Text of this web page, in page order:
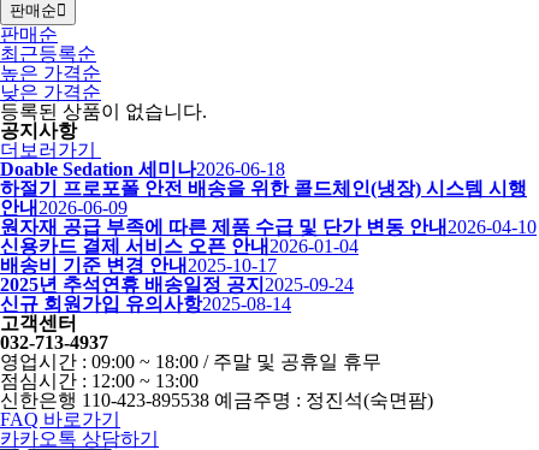
판매순
판매순
최근등록순
높은 가격순
낮은 가격순
등록된 상품이 없습니다.
공지사항
더보러가기
Doable Sedation 세미나2026-06-18
하절기 프로포폴 안전 배송을 위한 콜드체인(냉장) 시스템 시행
안내 2026-06-09
원자재 공급 부족에 따른 제품 수급 및 단가 변동 안내 2026-04-10
신용카드 결제 서비스 오픈 안내 2026-01-04
배송비 기준 변경 안내 2025-10-17
2025년 추석연휴 배송일정 공지 2025-09-24
신규 회원가입 유의사항2025-08-14
고객센터
032-713-4937
영업시간 : 09:00 ~ 18:00 / 주말 및 공휴일 휴무
점심시간 : 12:00 ~ 13:00
신한은행 110-423-895538 예금주명 : 정진석(숙면팜)
FAQ 바로가기
카카오톡 상담하기